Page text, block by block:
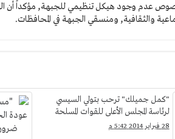
عدم وجود هيكل تنظيمي للجبهة, مؤكداً أن
والثقافية, ومنسقي الجبهة في المحافظات.
"كمل جميلك" ترحب بتولي السيسي
لرئاسة المجلس الأعلى للقوات المسلحة
28 فبراير 2014 5:42 م